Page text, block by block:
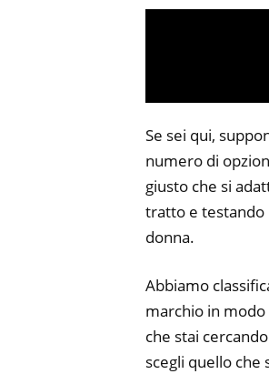
Se sei qui,
numero di
giusto che si
tratto e testando
donna.
Abbiamo
marchio in
che stai
scegli quello che